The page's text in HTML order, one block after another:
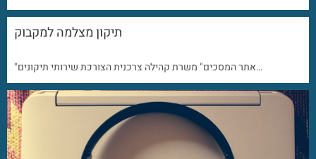
תיקון מצלמה למקבוק
"אתר המסכים" משרת קהילה צרכנית הצורכת שירותי תיקונים…